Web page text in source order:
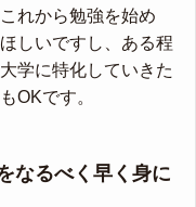
れから勉強を始め
しいですし、ある程
学に特化していきた
OKです。
なるべく早く身に